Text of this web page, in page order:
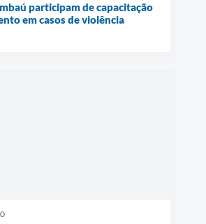
participam de capacitação
em casos de violência